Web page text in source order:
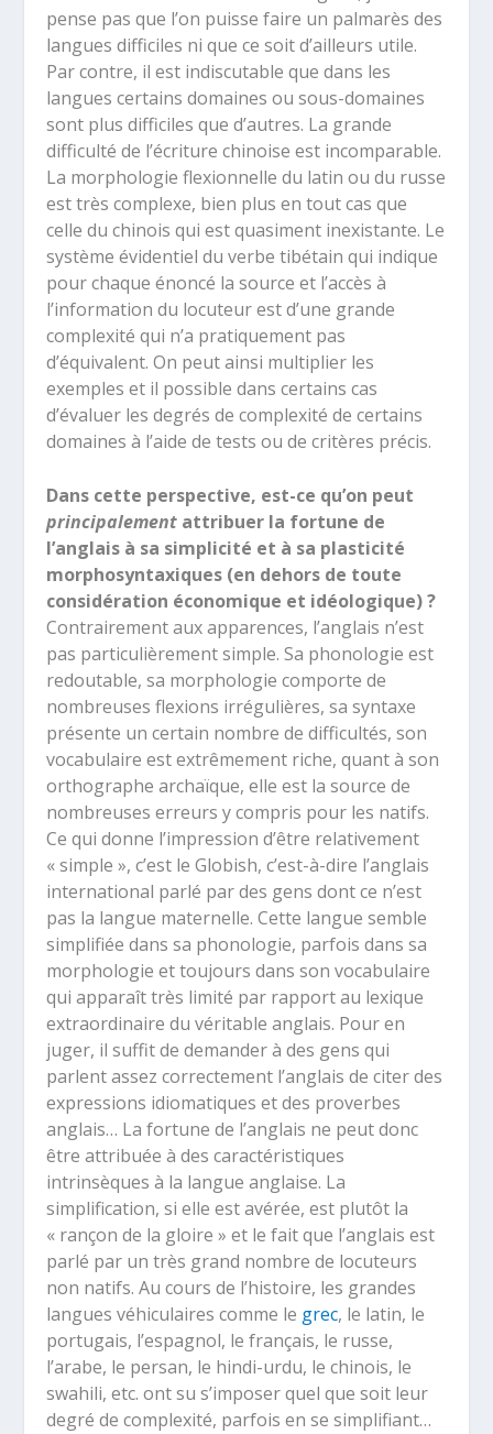
pense pas que l’on puisse faire un palmarès des
langues difficiles ni que ce soit d’ailleurs utile.
Par contre, il est indiscutable que dans les
langues certains domaines ou sous-domaines
sont plus difficiles que d’autres. La grande
difficulté de l’écriture chinoise est incomparable.
La morphologie flexionnelle du latin ou du russe
est très complexe, bien plus en tout cas que
celle du chinois qui est quasiment inexistante. Le
système évidentiel du verbe tibétain qui indique
pour chaque énoncé la source et l’accès à
l’information du locuteur est d’une grande
complexité qui n’a pratiquement pas
d’équivalent. On peut ainsi multiplier les
exemples et il possible dans certains cas
d’évaluer les degrés de complexité de certains
domaines à l’aide de tests ou de critères précis.
Dans cette perspective, est-ce qu’on peut
principalement attribuer la fortune de
l’anglais à sa simplicité et à sa plasticité
morphosyntaxiques (en dehors de toute
considération économique et idéologique) ?
Contrairement aux apparences, l’anglais n’est
pas particulièrement simple. Sa phonologie est
redoutable, sa morphologie comporte de
nombreuses flexions irrégulières, sa syntaxe
présente un certain nombre de difficultés, son
vocabulaire est extrêmement riche, quant à son
orthographe archaïque, elle est la source de
nombreuses erreurs y compris pour les natifs.
Ce qui donne l’impression d’être relativement
« simple », c’est le Globish, c’est-à-dire l’anglais
international parlé par des gens dont ce n’est
pas la langue maternelle. Cette langue semble
simplifiée dans sa phonologie, parfois dans sa
morphologie et toujours dans son vocabulaire
qui apparaît très limité par rapport au lexique
extraordinaire du véritable anglais. Pour en
juger, il suffit de demander à des gens qui
parlent assez correctement l’anglais de citer des
expressions idiomatiques et des proverbes
anglais… La fortune de l’anglais ne peut donc
être attribuée à des caractéristiques
intrinsèques à la langue anglaise. La
simplification, si elle est avérée, est plutôt la
« rançon de la gloire » et le fait que l’anglais est
parlé par un très grand nombre de locuteurs
non natifs. Au cours de l’histoire, les grandes
langues véhiculaires comme le grec, le latin, le
portugais, l’espagnol, le français, le russe,
l’arabe, le persan, le hindi-urdu, le chinois, le
swahili, etc. ont su s’imposer quel que soit leur
degré de complexité, parfois en se simplifiant…